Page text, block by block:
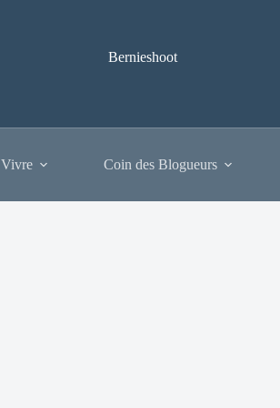
Bernieshoot
Coin des Blogueurs